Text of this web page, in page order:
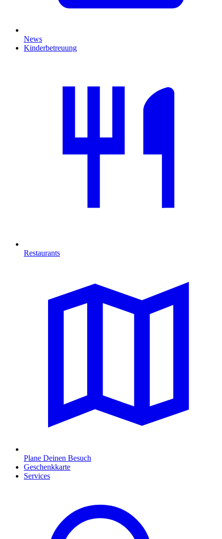
News
Kinderbetreuung
Restaurants
Plane Deinen Besuch
Geschenkkarte
Services